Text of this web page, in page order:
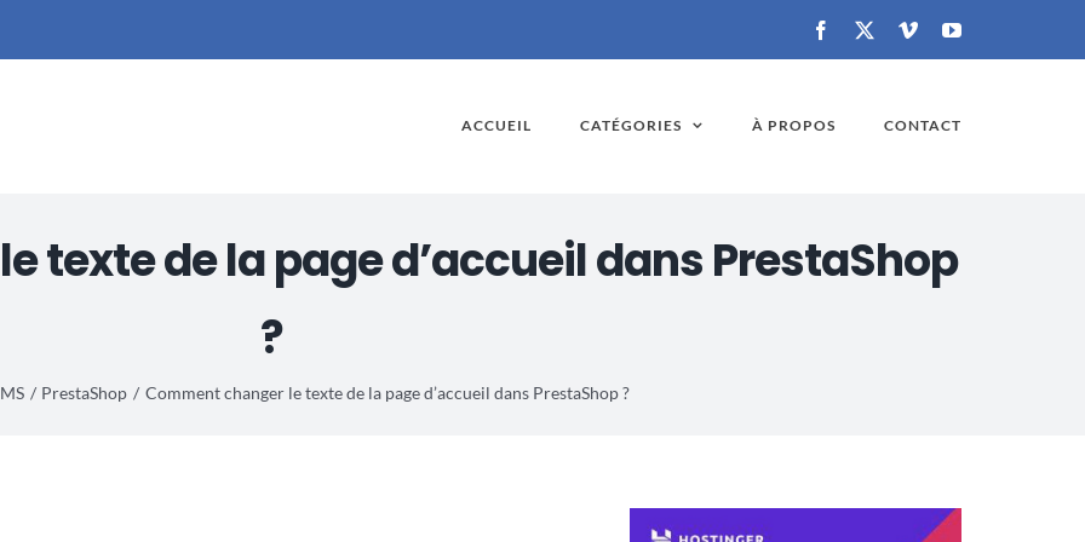
Facebook VimeoYouTube
ACCUEIL CATÉGORIES À PROPOS CONTACT
texte de la page d’accueil dans PrestaShop
?
PrestaShop Comment changer le texte de la page d’accueil dans PrestaShop ?